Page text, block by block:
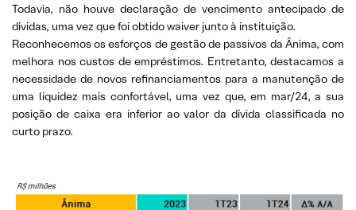
Todavia, não houve declaração de vencimento antecipado de
dívidas, uma vez que foi obtido waiver junto à instituição.
Reconhecemos os esforços de gestão de passivos da Ânima, com
melhora nos custos de empréstimos. Entretanto, destacamos a
necessidade de novos refinanciamentos para a manutenção de
uma liquidez mais confortável, uma vez que, em mar/24, a sua
posição de caixa era inferior ao valor da dívida classificada no
curto prazo.